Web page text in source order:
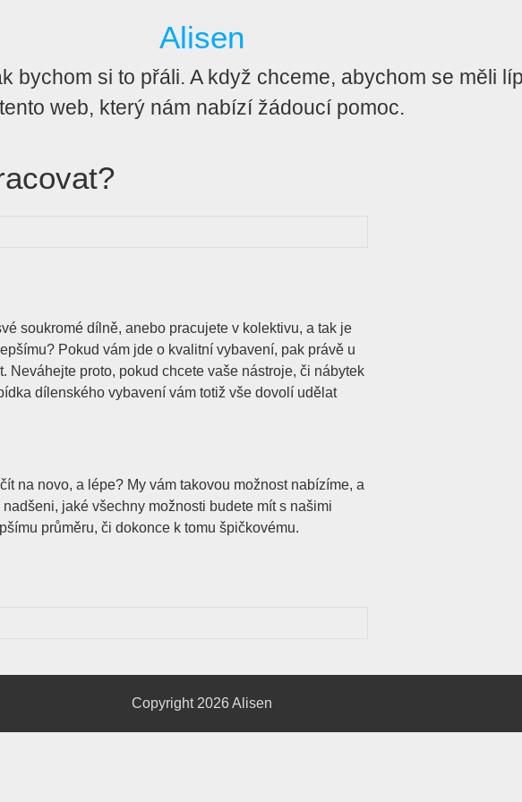
Alisen
bychom si to přáli. A když chceme, abychom se měli
tento web, který nám nabízí žádoucí pomoc.
soukromé dílně, anebo pracujete v kolektivu, a tak je
Pokud vám jde o kvalitní vybavení, pak právě u
Neváhejte proto, pokud chcete vaše nástroje, či nábytek
dílenského vybavení vám totiž vše dovolí udělat
na novo, a lépe? My vám takovou možnost nabízíme, a
jaké všechny možnosti budete mít s našimi
průměru, či dokonce k tomu špičkovému.
Copyright 2026Alisen